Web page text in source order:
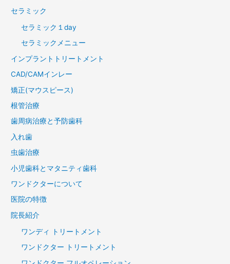
セラミック
セラミック１day
セラミックメニュー
インプラントトリートメント
CAD/CAMインレー
矯正(マウスピース)
根管治療
歯周病治療と予防歯科
入れ歯
虫歯治療
小児歯科とマタニティ歯科
ワンドクターについて
医院の特徴
院長紹介
ワンディ トリートメント
ワンドクター トリートメント